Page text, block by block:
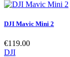
DJI Mavic Mini 2
€119.00
DJI